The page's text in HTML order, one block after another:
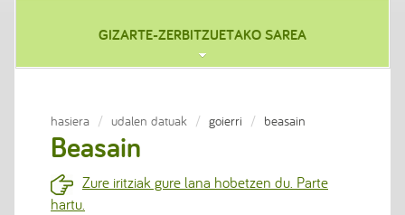
GIZARTE-ZERBITZUETAKO SAREA
hasiera udalen datuak goierri beasain
Beasain
Zure iritziak gure lana hobetzen du. Parte
hartu.